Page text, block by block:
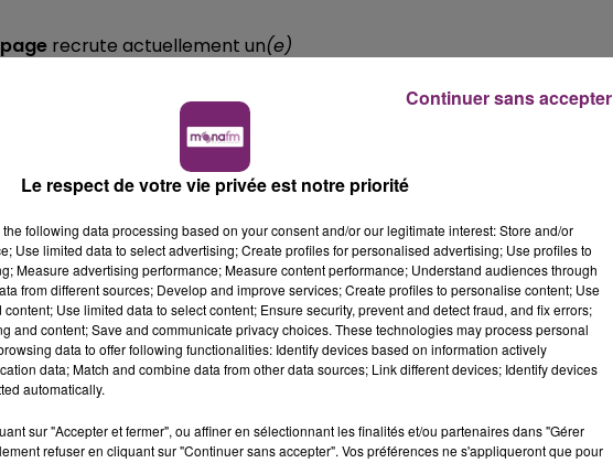
recrute actuellement un(e)
et des espaces de stockage.
par mail et vente à distance.
3 ans.
les objectifs.
Le respect de votre vie privée est notre priorité
the following data processing based on your consent and/or our legitimate interest: Store and/or
Use limited data to select advertising; Create profiles for personalised advertising; Use profiles to
Measure advertising performance; Measure content performance; Understand audiences through
from different sources; Develop and improve services; Create profiles to personalise content; Use
Use limited data to select content; Ensure security, prevent and detect fraud, and fix errors;
and content; Save and communicate privacy choices. These technologies may process personal
data to offer following functionalities: Identify devices based on information actively
data; Match and combine data from other data sources; Link different devices; Identify devices
automatically.
sur "Accepter et fermer", ou affiner en sélectionnant les finalités et/ou partenaires dans "Gérer
refuser en cliquant sur "Continuer sans accepter". Vos préférences ne s'appliqueront que pour
Continuer sans accepter